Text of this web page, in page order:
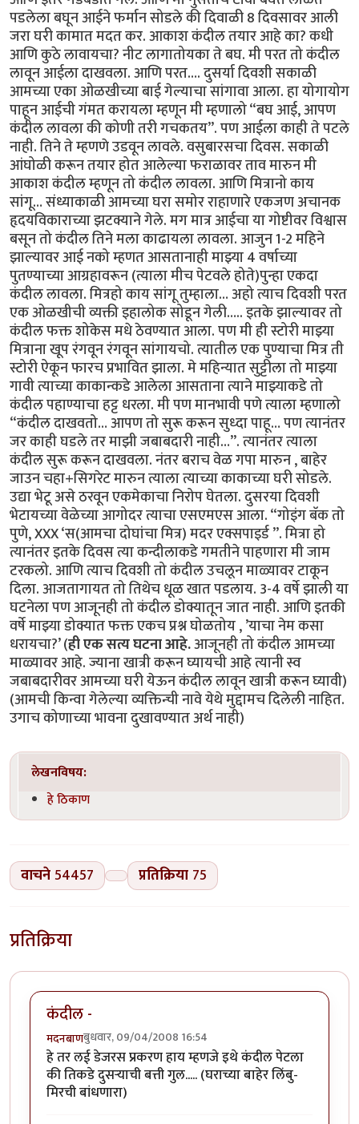
पडलेला बघून आईने फर्मान सोडले की दिवाळी 8 दिवसावर आली
जरा घरी कामात मदत कर. आकाश कंदील तयार आहे का? कधी
आणि कुठे लावायचा? नीट लागातोयका ते बघ. मी परत तो कंदील
लावून आईला दाखवला. आणि परत…. दुसर्या दिवशी सकाळी
आमच्या एका ओळखीच्या बाई गेल्याचा सांगावा आला. हा योगायोग
पाहून आईची गंमत करायला म्हणून मी म्हणालो “बघ आई, आपण
कंदील लावला की कोणी तरी गचकतय”. पण आईला काही ते पटले
नाही. तिने ते म्हणणे उडवून लावले. वसुबारसचा दिवस. सकाळी
आंघोळी करून तयार होत आलेल्या फराळावर ताव मारुन मी
आकाश कंदील म्हणून तो कंदील लावला. आणि मित्रानो काय
सांगू… संध्याकाळी आमच्या घरा समोर राहाणारे एकजण अचानक
हृदयविकाराच्या झटक्याने गेले. मग मात्र आईचा या गोष्टीवर विश्वास
बसून तो कंदील तिने मला काढायला लावला. आजुन 1-2 महिने
झाल्यावर आई नको म्हणत आसतानाही माझ्या 4 वर्षाच्या
पुतण्याच्या आग्रहावरून (त्याला मीच पेटवले होते)पुन्हा एकदा
कंदील लावला. मित्रहो काय सांगू तुम्हाला… अहो त्याच दिवशी परत
एक ओळखीची व्यक्ती इहालोक सोडून गेली….. इतके झाल्यावर तो
कंदील फक्त शोकेस मधे ठेवण्यात आला. पण मी ही स्टोरी माझ्या
मित्राना खूप रंगवून रंगवून सांगायचो. त्यातील एक पुण्याचा मित्र ती
स्टोरी ऐकून फारच प्रभावित झाला. मे महिन्यात सुट्टीला तो माझ्या
गावी त्याच्या काकान्कडे आलेला आसताना त्याने माझ्याकडे तो
कंदील पहाण्याचा हट्ट धरला. मी पण मानभावी पणे त्याला म्हणालो
“कंदील दाखवतो… आपण तो सुरू करून सुध्दा पाहू… पण त्यानंतर
जर काही घडले तर माझी जबाबदारी नाही…”. त्यानंतर त्याला
कंदील सुरू करून दाखवला. नंतर बराच वेळ गपा मारुन , बाहेर
जाउन चहा+सिगरेट मारुन त्याला त्याच्या काकाच्या घरी सोडले.
उद्या भेटू असे ठरवून एकमेकाचा निरोप घेतला. दुसरया दिवशी
भेटायच्या वेळेच्या आगोदर त्याचा एसएमएस आला. “गोइंग बॅक तो
पुणे, XXX ‘स(आमचा दोघांचा मित्र) मदर एक्सपाइर्ड ”. मित्रा हो
त्यानंतर इतके दिवस त्या कन्दीलाकडे गमतीने पाहणारा मी जाम
टरकलो. आणि त्याच दिवशी तो कंदील उचलून माळ्यावर टाकून
दिला. आजतागायत तो तिथेच धूळ खात पडलाय. 3-4 वर्षे झाली या
घटनेला पण आजूनही तो कंदील डोक्यातून जात नाही. आणि इतकी
वर्षे माझ्या डोक्यात फक्त एकच प्रश्न घोळतोय , ’याचा नेम कसा
धरायचा?’ (ही एक सत्य घटना आहे.आजूनही तो कंदील आमच्या
माळ्यावर आहे. ज्याना खात्री करून घ्यायची आहे त्यानी स्व
जबाबदारीवर आमच्या घरी येऊन कंदील लावून खात्री करून घ्यावी)
(आमची किन्वा गेलेल्या व्यक्तिन्ची नावे येथे मुद्दामच दिलेली नाहित.
उगाच कोणाच्या भावना दुखावण्यात अर्थ नाही)
लेखनविषय:
हे ठिकाण
वाचने54457 प्रतिक्रिया 75
प्रतिक्रिया
कंदील -
मदनबाणबुधवार, 09/04/2008 16:54
हे तर लई डेजरस प्रकरण हाय म्हणजे इथे कंदील पेटला
की तिकडे दुसर्‍याची बत्ती गुल..... (घराच्या बाहेर लिंबु-
मिरची बांधणारा)